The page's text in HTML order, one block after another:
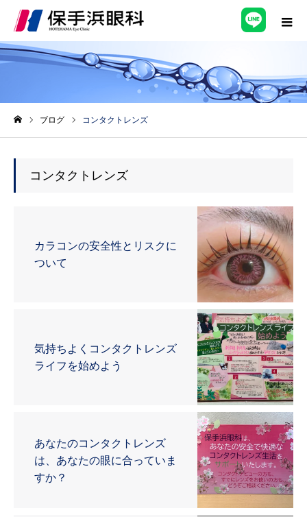
ブログ コンタクトレンズ
コンタクトレンズ
カラコンの安全性とリスクに
ついて
気持ちよくコンタクトレンズ
ライフを始めよう
あなたのコンタクトレンズ
は、あなたの眼に合っていま
すか？